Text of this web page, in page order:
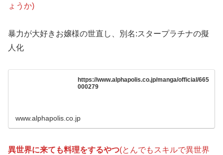
ょうか)
暴力が大好きお嬢様の世直し、別名:スタープラチナの擬
人化
https://www.alphapolis.co.jp/manga/official/665
000279
www.alphapolis.co.jp
異世界に来ても料理をするやつ(とんでもスキルで異世界